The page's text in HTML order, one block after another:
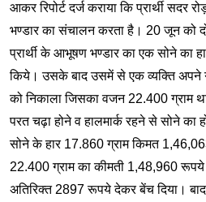
आकर रिपोर्ट दर्ज कराया कि प्रार्थी सदर
भण्डार का संचालन करता है। 20 जून को
प्रार्थी के आभूषण भण्डार का एक सोने का
किये। उसके बाद उसमें से एक व्यक्ति अपने
को निकाला जिसका वजन 22.400 ग्राम था,
परत चढ़ा होने व हालमार्क रहने से सोने
सोने के हार 17.860 ग्राम किमत
22.400 ग्राम का कीमती 1,48,960
अतिरिक्त 2897 रूपये देकर बेंच दिया। बाद